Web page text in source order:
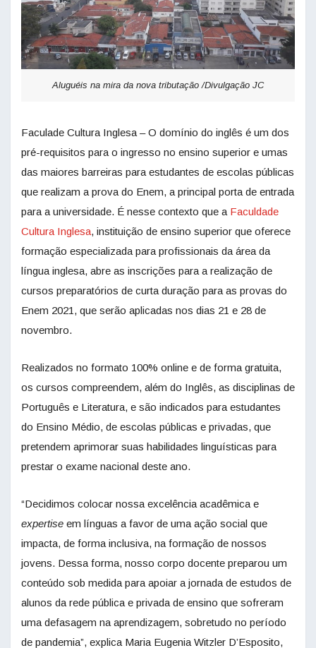
Aluguéis na mira da nova tributação /Divulgação JC
Faculade Cultura Inglesa – O domínio do inglês é um dos
pré-requisitos para o ingresso no ensino superior e umas
das maiores barreiras para estudantes de escolas públicas
que realizam a prova do Enem, a principal porta de entrada
para a universidade. É nesse contexto que a Faculdade
Cultura Inglesa, instituição de ensino superior que oferece
formação especializada para profissionais da área da
língua inglesa, abre as inscrições para a realização de
cursos preparatórios de curta duração para as provas do
Enem 2021, que serão aplicadas nos dias 21 e 28 de
novembro.
Realizados no formato 100% online e de forma gratuita,
os cursos compreendem, além do Inglês, as disciplinas de
Português e Literatura, e são indicados para estudantes
do Ensino Médio, de escolas públicas e privadas, que
pretendem aprimorar suas habilidades linguísticas para
prestar o exame nacional deste ano.
“Decidimos colocar nossa excelência acadêmica e
expertise em línguas a favor de uma ação social que
impacta, de forma inclusiva, na formação de nossos
jovens. Dessa forma, nosso corpo docente preparou um
conteúdo sob medida para apoiar a jornada de estudos de
alunos da rede pública e privada de ensino que sofreram
uma defasagem na aprendizagem, sobretudo no período
de pandemia”, explica Maria Eugenia Witzler D’Esposito,